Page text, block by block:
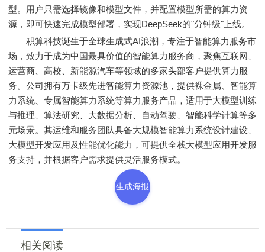
型。用户只需选择镜像和模型文件，并配置模型所需的算力资
源，即可快速完成模型部署，实现DeepSeek的"分钟级"上线。
积算科技诞生于全球生成式AI浪潮，专注于智能算力服务市
场，致力于成为中国最具价值的智能算力服务商，聚焦互联网、
运营商、高校、新能源汽车等领域的多家头部客户提供算力服
务。公司拥有万卡级先进智能算力资源池，提供裸金属、智能算
力系统、专属智能算力系统等算力服务产品，适用于大模型训练
与推理、算法研究、大数据分析、自动驾驶、智能科学计算等多
元场景。其运维和服务团队具备大规模智能算力系统设计建设、
大模型开发应用及性能优化能力，可提供全栈大模型应用开发服
务支持，并根据客户需求提供灵活服务模式。
生成海报
相关阅读